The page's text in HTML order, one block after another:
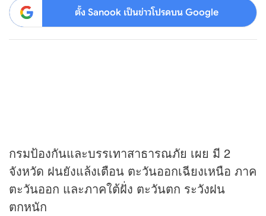
ตั้ง Sanook เป็นข่าวโปรดบน Google
กรมป้องกันและบรรเทาสาธารณภัย เผย มี 2
จังหวัด ฝนยังแล้งเตือน ตะวันออกเฉียงเหนือ ภาค
ตะวันออก และภาคใต้ฝั่ง ตะวันตก ระวังฝน
ตกหนัก